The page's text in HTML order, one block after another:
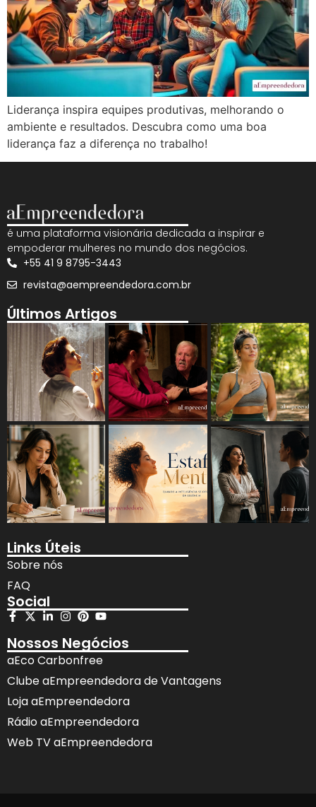
Liderança inspira equipes produtivas, melhorando o
ambiente e resultados. Descubra como uma boa
liderança faz a diferença no trabalho!
é uma plataforma visionária dedicada a inspirar e
empoderar mulheres no mundo dos negócios.
+55 41 9 8795-3443
revista@aempreendedora.com.br
Últimos Artigos
Links Úteis
Sobre nós
FAQ
Social
Nossos Negócios
aEco Carbonfree
Clube aEmpreendedora de Vantagens
Loja aEmpreendedora
Rádio aEmpreendedora
Web TV aEmpreendedora